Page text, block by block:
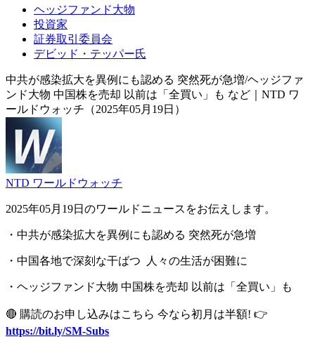
ヘッジファンド大物
投資家
証券取引委員会
デビッド・テッパー氏
中共が感染拡大を異例にも認める 突然死が急増/ヘッジファ
ンド大物 中国株を売却 以前は「全買い」も など｜NTD ワ
ールドウォッチ（2025年05月19日）
NTD ワールドウォッチ
2025年05月19日のワールドニュースをお伝えします。
・中共が感染拡大を異例にも認める 突然死が急増
・中国各地で深刻な干ばつ 人々の生活が困難に
・ヘッジファンド大物 中国株を売却 以前は「全買い」も
🔴 購読のお申し込みはこちら 今なら初月は半額! 👉
https://bit.ly/SM-Subs